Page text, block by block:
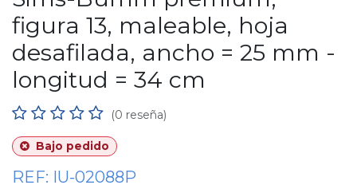
figura 13, maleable, hoja
desafilada, ancho = 25 mm -
longitud = 34 cm
(0 reseña)
Bajo pedido
REF: IU-02088P